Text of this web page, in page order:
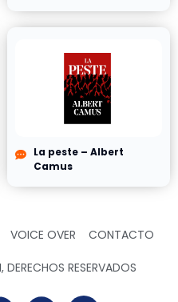
La peste – Albert
Camus
VOICE OVER CONTACTO
RESERVADOS